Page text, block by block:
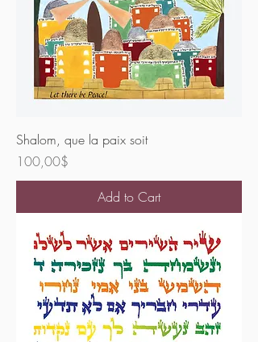
Shalom, que la paix soit
Price
100,00$
Add to Cart